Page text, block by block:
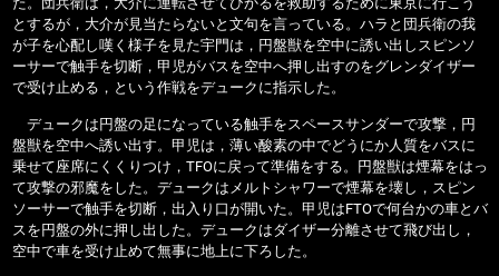
とするが，大介が見当たらないと文句を言っている。ハラと団兵衛の我
が子を心配し嘆く様子を見た宇門は，円盤獣を空中に誘い出しスピンソ
ーサーで触手を切断，甲児がバスを空中へ押し出すのをグレンダイザー
で受け止める，という作戦をデュークに指示した。
デュークは円盤の足になっている触手をスペースサンダーで攻撃，円
盤獣を空中へ誘い出す。甲児は，薄い酸素の中でどうにか人質をバスに
乗せて座席にくくりつけ，TFOに戻って準備をする。円盤獣は煙幕をはっ
て攻撃の邪魔をした。デュークはメルトシャワーで煙幕を壊し，スピン
ソーサーで触手を切断，出入り口が開いた。甲児はFTOで何台かの車とバ
スを円盤の外に押し出した。デュークはダイザー分離させて飛び出し，
空中で車を受け止めて無事に地上に下ろした。